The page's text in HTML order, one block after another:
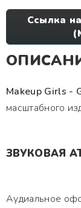
Ссылка
Makeup Girls -
масштабного
ЗВУКОВАЯ
Аудиальное